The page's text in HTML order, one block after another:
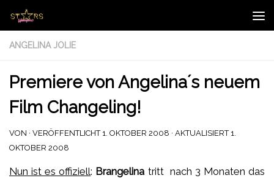
Zum Inhalt springen
ANGELINA JOLIE
Premiere von Angelina´s neuem
Film Changeling!
VON · VERÖFFENTLICHT 1. OKTOBER 2008 · AKTUALISIERT 1.
OKTOBER 2008
Nun ist es offiziell: Brangelina tritt nach 3 Monaten das